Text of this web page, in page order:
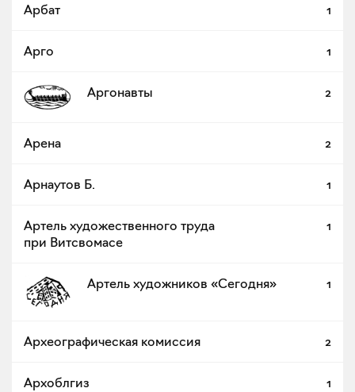
Арбат 1
Арго 1
Аргонавты 2
Арена 2
Арнаутов Б. 1
Артель художественного труда
при Витсвомасе
1
Артель художников «Сегодня» 1
Археографическая комиссия 2
Архоблгиз 1